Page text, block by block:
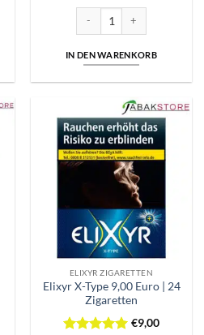
5
IN DEN WARENKORB
ELIXYR ZIGARETTEN
Elixyr X-Type 9,00 Euro | 24
Zigaretten
€9,00